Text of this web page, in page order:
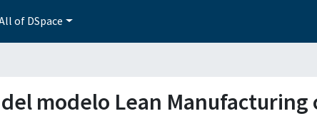
of DSpace
modelo Lean